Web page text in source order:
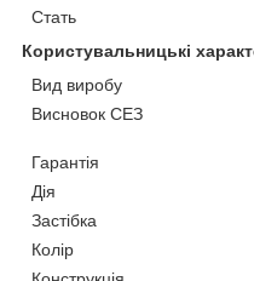
Стать
Користувальницькі
Вид виробу
Висновок СЕЗ
Гарантія
Дія
Застібка
Колір